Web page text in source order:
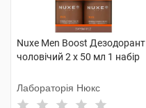
Nuxe Men Boost Дезодорант
чоловічий 2 х 50 мл 1 набір
Лабораторія Нюкс